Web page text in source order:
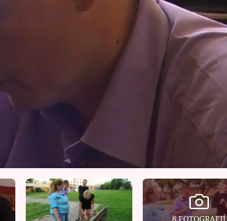
8 FOTOGRAFIÍ